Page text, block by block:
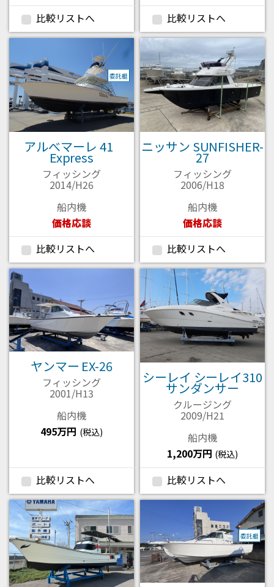
比較リストへ 比較リストへ
アルべマーレ 41
Express
フィッシング
2014/H26
船内機
価格応談
比較リストへ
委託艇
ニッサン SUNFISHER-
27
フィッシング
2006/H18
船内機
価格応談
比較リストへ
ヤンマー EX-26
フィッシング
2001/H13
船内機
495万円 (税込)
比較リストへ
シーレイ シーレイ310
サンダンサー
クルージング
2009/H21
船内機
1,200万円 (税込)
比較リストへ
委託艇